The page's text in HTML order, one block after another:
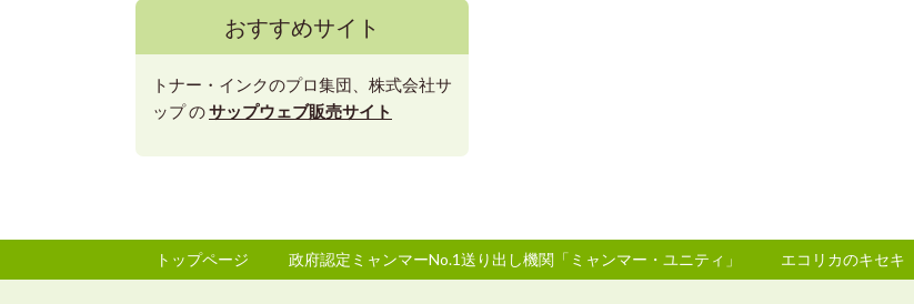
おすすめサイト
トナー・インクのプロ集団、株式会社サ
ップ のサップウェブ販売サイト
トップページ 政府認定ミャンマーNo.1送り出し機関「ミャンマー・ユニティ」 エコリカのキセキ